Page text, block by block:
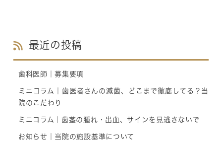
最近の投稿
歯科医師｜募集要項
ミニコラム｜歯医者さんの滅菌、どこまで徹底してる？当
院のこだわり
ミニコラム｜歯茎の腫れ・出血、サインを見逃さないで
お知らせ｜当院の施設基準について